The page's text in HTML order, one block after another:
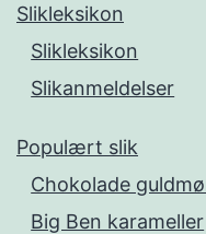
Slikleksikon
Slikleksikon
Slikanmeldelser
Populært slik
Chokolade
Big Ben karameller